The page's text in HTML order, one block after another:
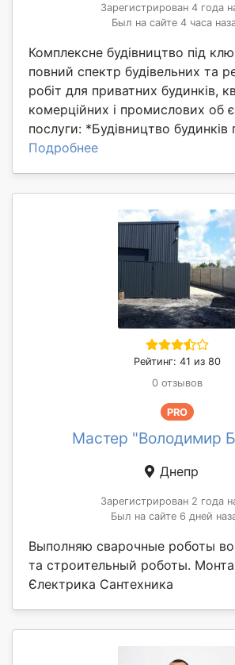
Зарегистрирован 4 года
Был на сайте 4 часа
Комплексне будівництво під
повний спектр будівельних та
робіт для приватних будинків,
комерційних і промислових об
послуги: *Будівництво будинків
Подробнее
Рейтинг: 41 из 80
0 отзывов
PRO
Мастер "Володимир
Днепр
Зарегистрирован 2 года
Был на сайте 6 дней
Выполняю сварочные роботы
та строительный роботы.
Єлектрика Сантехника